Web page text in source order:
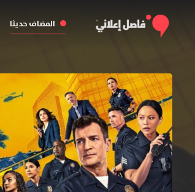
المضاف حديثا